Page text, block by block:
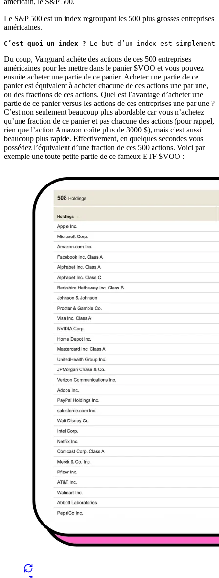
américain, le S&P 500.
Le S&P 500 est un index regroupant les 500 plus grosses entreprises
américaines.
C’est quoi un index ? Le but d’un index est
Du coup, Vanguard achète des actions de ces 500 entreprises
américaines pour les mettre dans le panier $VOO et vous pouvez
ensuite acheter une partie de ce panier. Acheter une partie de ce
panier est équivalent à acheter chacune de ces actions une par une,
ou des fractions de ces actions. Quel est l’avantage d’acheter une
partie de ce panier versus les actions de ces entreprises une par une ?
C’est non seulement beaucoup plus abordable car vous n’achetez
qu’une fraction de ce panier et pas chacune des actions (pour rappel,
rien que l’action Amazon coûte plus de 3000 $), mais c’est aussi
beaucoup plus rapide. Effectivement, en quelques secondes vous
possédez l’équivalent d’une fraction de ces 500 actions. Voici par
exemple une toute petite partie de ce fameux ETF $VOO :